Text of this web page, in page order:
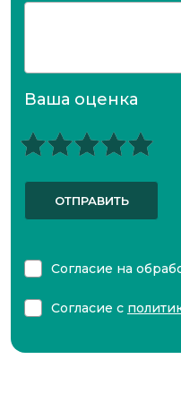
Ваша оценка
ОТПРАВИТЬ
Согласие на
Согласие с